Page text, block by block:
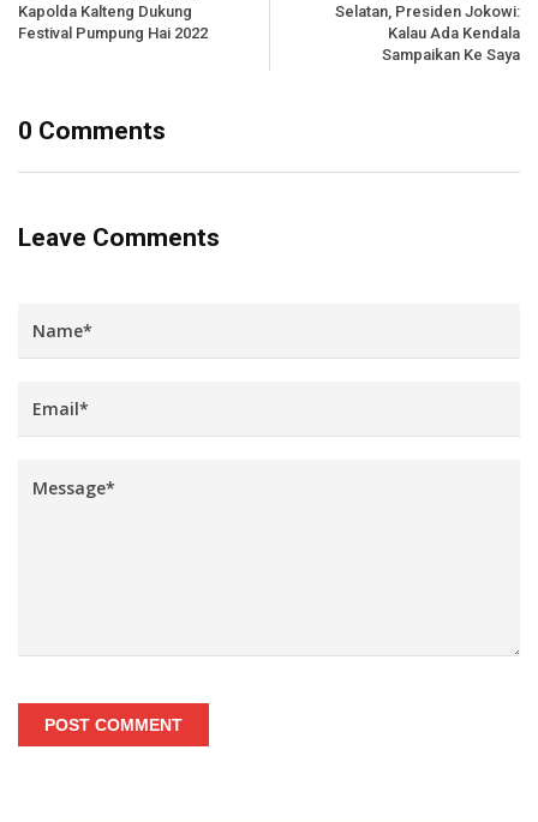
Kapolda Kalteng Dukung
Festival Pumpung Hai 2022
Selatan, Presiden Jokowi:
Kalau Ada Kendala
Sampaikan Ke Saya
0 Comments
Leave Comments
POST COMMENT